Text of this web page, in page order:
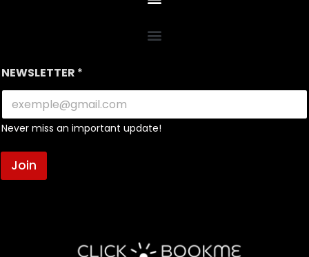
NEWSLETTER *
Never miss an important update!
Join